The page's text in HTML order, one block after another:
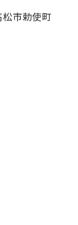
市勅使町